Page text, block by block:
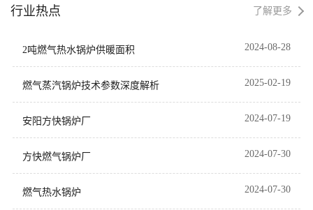
配生产负荷，在满足严苛化工
绿色转型与节能增效的标杆示
范。
自动智能控制系统精准匹配动
的安全与效率，助力企业实现
绿色低碳发展。
行业热点 了解更多
2吨燃气热水锅炉供暖面积 2024-08-28
燃气蒸汽锅炉技术参数深度解析‌ 2025-02-19
安阳方快锅炉厂 2024-07-19
方快燃气锅炉厂 2024-07-30
燃气热水锅炉 2024-07-30